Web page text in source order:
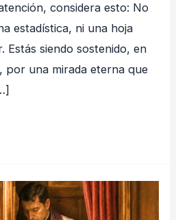
considera esto: No
estadística, ni una hoja
Estás siendo sostenido, en
por una mirada eterna que